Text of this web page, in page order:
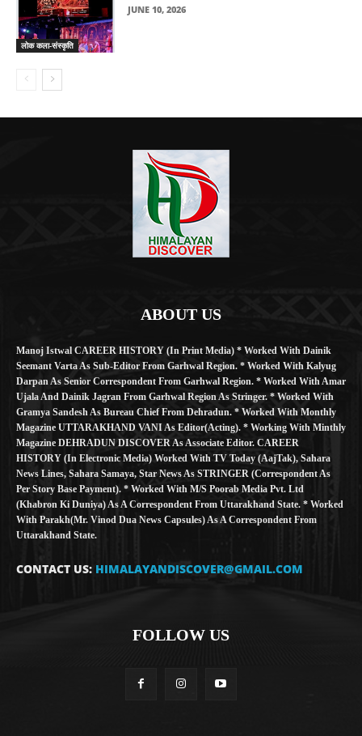
लोक कला-संस्कृति
JUNE 10, 2026
ABOUT US
Manoj Istwal CAREER HISTORY (in Print Media) * Worked With Dainik
Seemant Varta As Sub-Editor From Garhwal Region. * Worked With Kalyug
Darpan As Senior Correspondent From Garhwal Region. * Worked With Amar
Ujala And Dainik Jagran From Garhwal Region As Stringer. * Worked With
Gramya Sandesh As Bureau Chief From Dehradun. * Worked With Monthly
Magazine UTTARAKHAND VANI As Editor(Acting). * Working With Minthly
Magazine DEHRADUN DISCOVER As Associate Editor. CAREER
HISTORY (in Electronic Media) Worked With TV Today (AajTak), Sahara
News Lines, Sahara Samaya, Star News As STRINGER (Correspondent As
Per Story Base Payment). * Worked With M/S Poorab Media Pvt. Ltd
(Khabron Ki Duniya) As A Correspondent From Uttarakhand State. * Worked
With Parakh(Mr. Vinod Dua News Capsules) As A Correspondent From
Uttarakhand State.
CONTACT US: HIMALAYANDISCOVER@GMAIL.COM
FOLLOW US